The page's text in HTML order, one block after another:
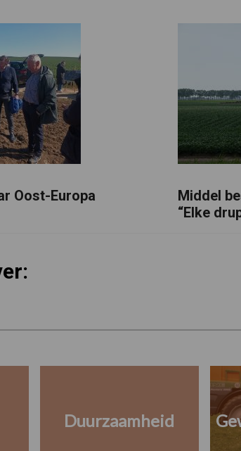
Oost-Europa
Middel
“Elke
Duurzaamheid